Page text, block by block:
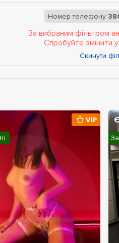
Номер телефону
За вибраним фільтром
Спробуйте змінити
Скинути
VIP